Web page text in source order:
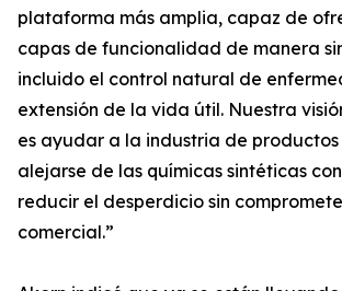
plataforma más amplia, capaz de
capas de funcionalidad de manera
incluido el control natural de
extensión de la vida útil. Nuestra
es ayudar a la industria de productos
alejarse de las químicas sintéticas
reducir el desperdicio sin
comercial.”